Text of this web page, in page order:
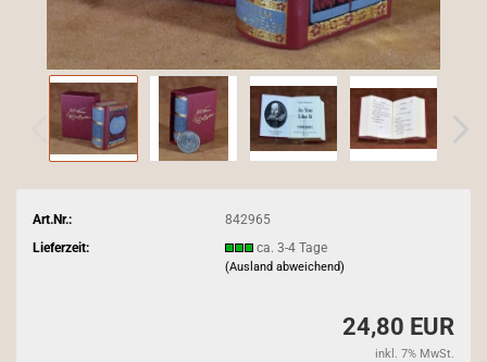
Art.Nr.:
842965
Lieferzeit:
ca. 3-4 Tage
(Ausland abweichend)
24,80 EUR
inkl. 7% MwSt.